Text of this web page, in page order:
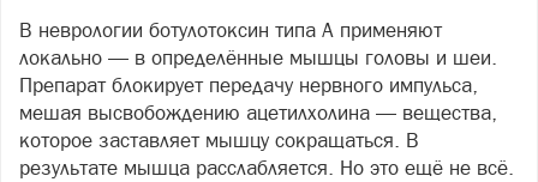
В неврологии ботулотоксин типа А применяют
локально — в определённые мышцы головы и шеи.
Препарат блокирует передачу нервного импульса,
мешая высвобождению ацетилхолина — вещества,
которое заставляет мышцу сокращаться. В
результате мышца расслабляется. Но это ещё не всё.